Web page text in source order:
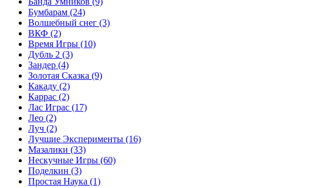
Бумбарам (24)
Волшебный снег (3)
ВКФ (2)
Время Игры (10)
Дубль 2 (3)
Зандер (4)
Золотая Сказка (9)
Какаду (2)
Каррас (2)
Лас Играс (17)
Лео (2)
Луч (2)
Лучшие Эксперименты (16)
Мазалики (33)
Нескучные Игры (60)
Поделкин (3)
Простая Наука (1)